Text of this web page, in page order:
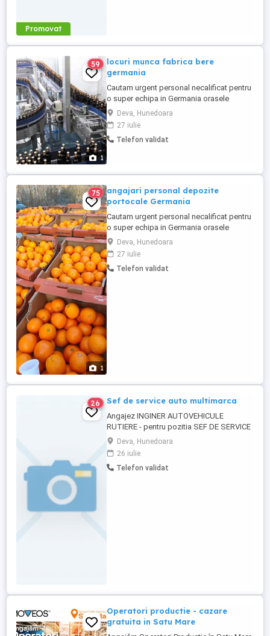
Promovat
1
59
locuri munca fabrica bere
germania
Cautam urgent personal necalificat pentru
o super echipa in Germania orasele
Stuttgard si Hamburg pentru fabrica bere,
la ambalat si etichetat produsele .Plecarile
sunt urgente in februarie 2026 se pot face
rezervari incepand cu aceasta saptamana
Deva, Hunedoara
27 iulie
Telefon validat
1
75
angajari personal depozite
portocale Germania
Cautam urgent personal necalificat pentru
o super echipa in Germania orasele
Frankfurt si Hamburg pentru agricultura la
cules, sortat, plantat plante
aromatice(condimente).Plecarile sunt
urgente in luna octombrie 2025 se pot
Deva, Hunedoara
27 iulie
Telefon validat
26 Sef de service auto multimarca
Angajez INGINER AUTOVEHICULE
RUTIERE - pentru pozitia SEF DE SERVICE
AUTO MULTIMARCA . Locatie stabila
pachet salarial motivant (de la 5000 lei net
- in funtie de cunostinte si productivitate),
bonusuri de performanta, tichete de
Deva, Hunedoara
26 iulie
Telefon validat
Operatori productie - cazare
gratuita in Satu Mare